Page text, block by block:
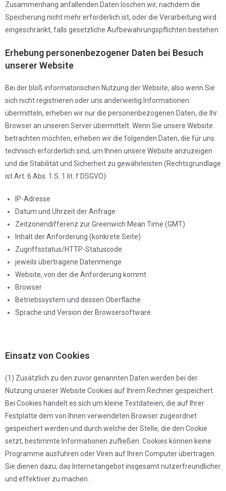
Zusammenhang anfallenden Daten löschen wir, nachdem die
Speicherung nicht mehr erforderlich ist, oder die Verarbeitung wird
eingeschränkt, falls gesetzliche Aufbewahrungspflichten bestehen.
Erhebung personenbezogener Daten bei Besuch
unserer Website
Bei der bloß informatorischen Nutzung der Website, also wenn Sie
sich nicht registrieren oder uns anderweitig Informationen
übermitteln, erheben wir nur die personenbezogenen Daten, die Ihr
Browser an unseren Server übermittelt. Wenn Sie unsere Website
betrachten möchten, erheben wir die folgenden Daten, die für uns
technisch erforderlich sind, um Ihnen unsere Website anzuzeigen
und die Stabilität und Sicherheit zu gewährleisten (Rechtsgrundlage
ist Art. 6 Abs. 1 S. 1 lit. f DSGVO):
IP-Adresse
Datum und Uhrzeit der Anfrage
Zeitzonendifferenz zur Greenwich Mean Time (GMT)
Inhalt der Anforderung (konkrete Seite)
Zugriffsstatus/HTTP-Statuscode
jeweils übertragene Datenmenge
Website, von der die Anforderung kommt
Browser
Betriebssystem und dessen Oberfläche
Sprache und Version der Browsersoftware.
Einsatz von Cookies
(1) Zusätzlich zu den zuvor genannten Daten werden bei der
Nutzung unserer Website Cookies auf Ihrem Rechner gespeichert.
Bei Cookies handelt es sich um kleine Textdateien, die auf Ihrer
Festplatte dem von Ihnen verwendeten Browser zugeordnet
gespeichert werden und durch welche der Stelle, die den Cookie
setzt, bestimmte Informationen zufließen. Cookies können keine
Programme ausführen oder Viren auf Ihren Computer übertragen.
Sie dienen dazu, das Internetangebot insgesamt nutzerfreundlicher
und effektiver zu machen.